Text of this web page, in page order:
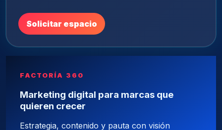
Solicitar espacio
FACTORÍA 360
Marketing digital para marcas que
quieren crecer
Estrategia, contenido y pauta con visión